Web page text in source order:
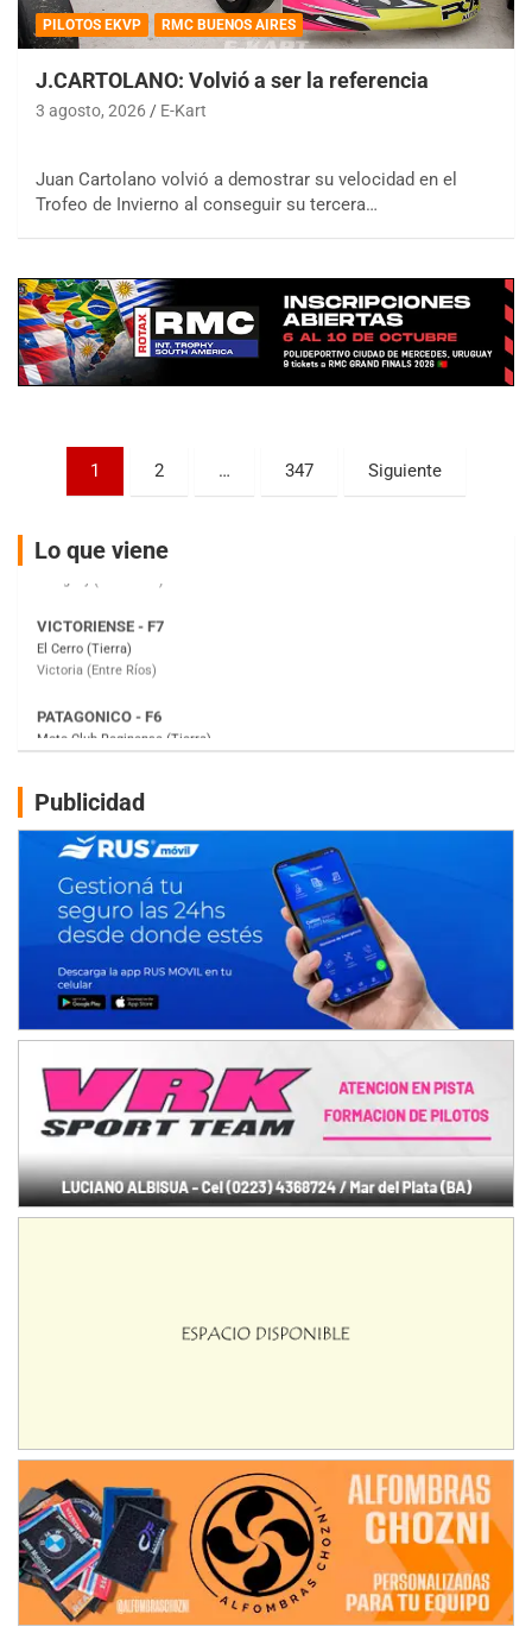
PILOTOS EKVP RMC BUENOS AIRES
J.CARTOLANO: Volvió a ser la referencia
3 agosto, 2026 E-Kart
Juan Cartolano volvió a demostrar su velocidad en el
Trofeo de Invierno al conseguir su tercera…
Paginación
entradas
1 2 … 347 Siguiente
Lo que viene
COBERTURA ESPECIAL DE E-KART.COM.AR
08/09-AGO
Baradero (Buenos Aires)
KDO - F6
Ciudad de Trenque Lauquen (Asfalto)
Trenque Lauquen (Buenos Aires)
Parque de la Velocidad (Asfalto)
Villaguay (Entre Ríos)
El Cerro (Tierra)
Victoria (Entre Ríos)
Moto Club Reginense (Tierra)
Gral. E. Godoy (Río Negro)
Juventud Unida (Tierra)
Humboldt (Santa Fe)
Ciudad de Avellaneda (Asfalto)
Avellaneda (Santa Fe)
SUR SANTAFESINO - F4
José Samuel Sánchez (Tierra)
Rufino (Santa Fe)
TUCUMANO - F5
Juan Navarro (Asfalto)
El Timbó (Tucumán)
08/09-AGO
IAME SERIES ARGENTINA 6
Baradero (Buenos Aires)
KDO - F6
Parque de la Velocidad (Asfalto)
PATAGONICO - F6
Moto Club Reginense (Tierra)
Gral. E. Godoy (Río Negro)
CSK - F7
Juventud Unida (Tierra)
Humboldt (Santa Fe)
Publicidad